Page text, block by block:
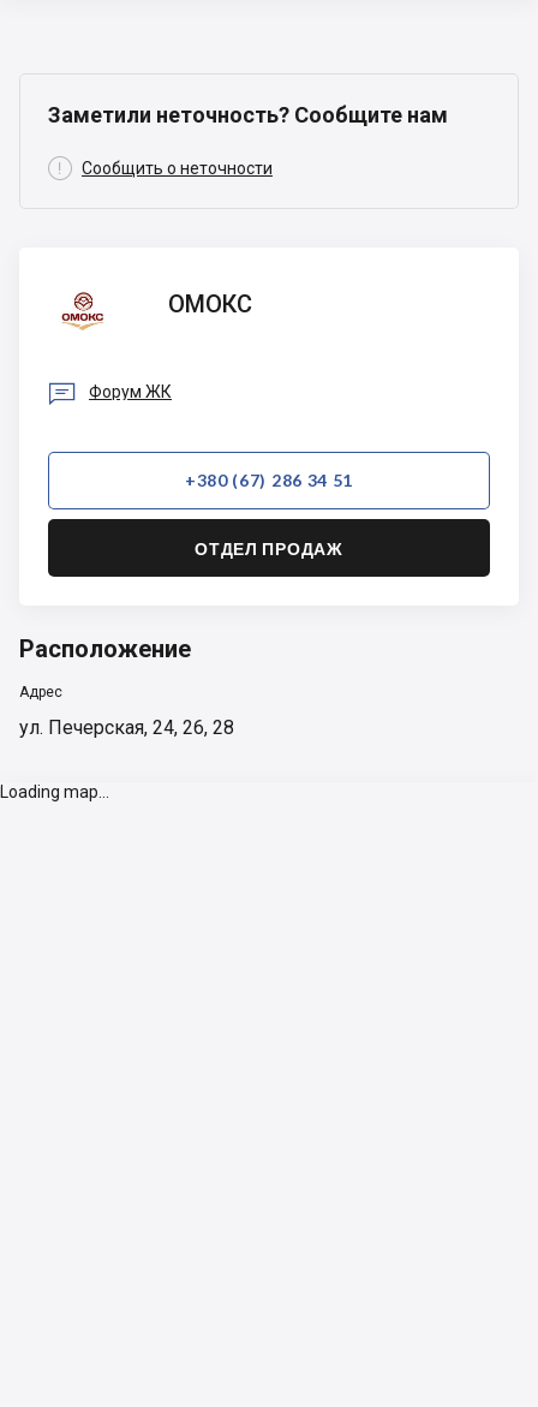
Заметили неточность? Сообщите нам
 Сообщить о неточности
ОМОКС
ОМОКС
 Форум ЖК
+380 (67) 286 34 51
ОТДЕЛ ПРОДАЖ
Расположение
Адрес
ул. Печерская, 24, 26, 28
Loading map...